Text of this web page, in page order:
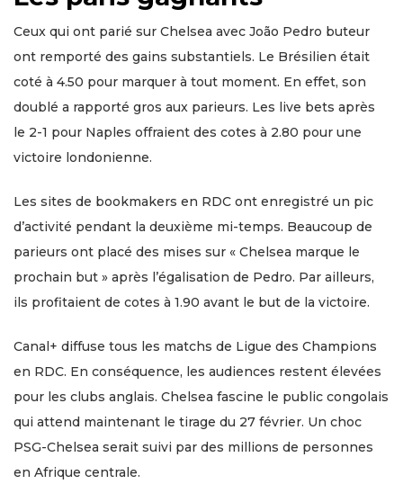
Ceux qui ont parié sur Chelsea avec João Pedro buteur
ont remporté des gains substantiels. Le Brésilien était
coté à 4.50 pour marquer à tout moment. En effet, son
doublé a rapporté gros aux parieurs. Les live bets après
le 2-1 pour Naples offraient des cotes à 2.80 pour une
victoire londonienne.
Les sites de bookmakers en RDC ont enregistré un pic
d’activité pendant la deuxième mi-temps. Beaucoup de
parieurs ont placé des mises sur « Chelsea marque le
prochain but » après l’égalisation de Pedro. Par ailleurs,
ils profitaient de cotes à 1.90 avant le but de la victoire.
Canal+ diffuse tous les matchs de Ligue des Champions
en RDC. En conséquence, les audiences restent élevées
pour les clubs anglais. Chelsea fascine le public congolais
qui attend maintenant le tirage du 27 février. Un choc
PSG-Chelsea serait suivi par des millions de personnes
en Afrique centrale.